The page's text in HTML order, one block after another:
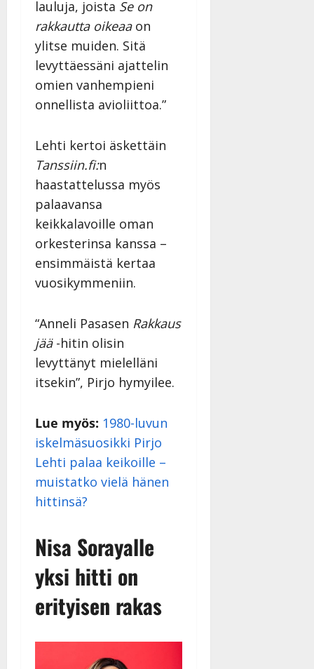
lauluja, joista Se on
rakkautta oikeaaon
ylitse muiden. Sitä
levyttäessäni ajattelin
omien vanhempieni
onnellista avioliittoa.”
Lehti kertoi äskettäin
Tanssiin.fi:n
haastattelussa myös
palaavansa
keikkalavoille oman
orkesterinsa kanssa –
ensimmäistä kertaa
vuosikymmeniin.
“Anneli Pasasen Rakkaus
jää -hitin olisin
levyttänyt mielelläni
itsekin”, Pirjo hymyilee.
Lue myös: 1980-luvun
iskelmäsuosikki Pirjo
Lehti palaa keikoille –
muistatko vielä hänen
hittinsä?
Nisa Sorayalle
yksi hitti on
erityisen rakas